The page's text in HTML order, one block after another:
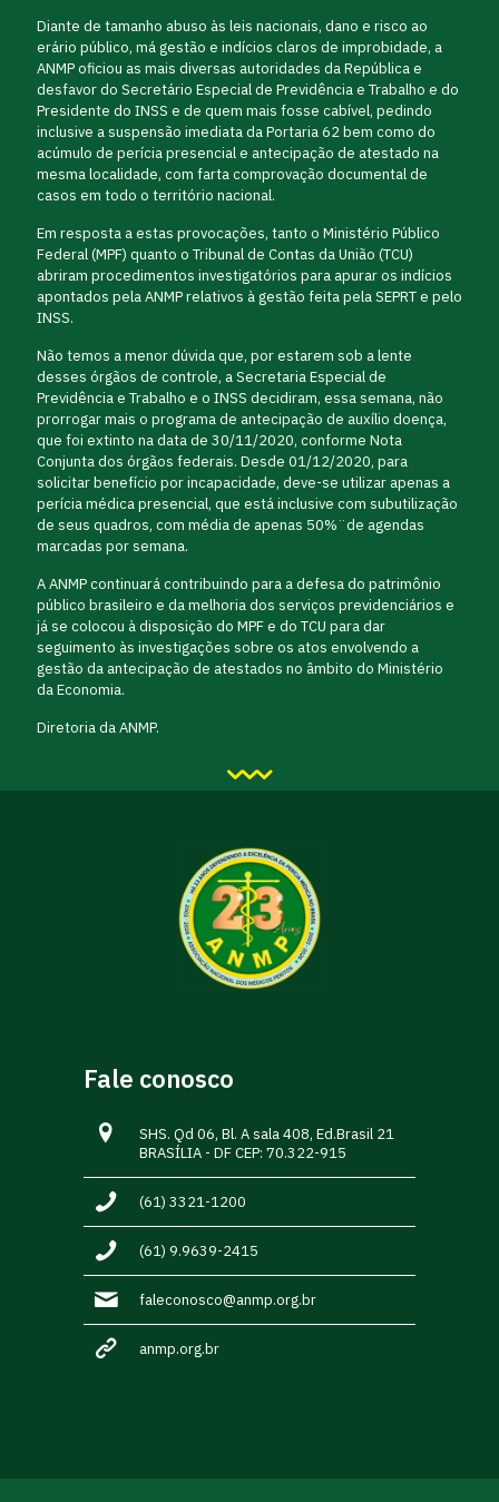
Diante de tamanho abuso às leis nacionais, dano e risco ao
erário público, má gestão e indícios claros de improbidade, a
ANMP oficiou as mais diversas autoridades da República e
desfavor do Secretário Especial de Previdência e Trabalho e do
Presidente do INSS e de quem mais fosse cabível, pedindo
inclusive a suspensão imediata da Portaria 62 bem como do
acúmulo de perícia presencial e antecipação de atestado na
mesma localidade, com farta comprovação documental de
casos em todo o território nacional.
Em resposta a estas provocações, tanto o Ministério Público
Federal (MPF) quanto o Tribunal de Contas da União (TCU)
abriram procedimentos investigatórios para apurar os indícios
apontados pela ANMP relativos à gestão feita pela SEPRT e pelo
INSS.
Não temos a menor dúvida que, por estarem sob a lente
desses órgãos de controle, a Secretaria Especial de
Previdência e Trabalho e o INSS decidiram, essa semana, não
prorrogar mais o programa de antecipação de auxílio doença,
que foi extinto na data de 30/11/2020, conforme Nota
Conjunta dos órgãos federais. Desde 01/12/2020, para
solicitar benefício por incapacidade, deve-se utilizar apenas a
perícia médica presencial, que está inclusive com subutilização
de seus quadros, com média de apenas 50%¨de agendas
marcadas por semana.
A ANMP continuará contribuindo para a defesa do patrimônio
público brasileiro e da melhoria dos serviços previdenciários e
já se colocou à disposição do MPF e do TCU para dar
seguimento às investigações sobre os atos envolvendo a
gestão da antecipação de atestados no âmbito do Ministério
da Economia.
Diretoria da ANMP.
Fale conosco
SHS. Qd 06, Bl. A sala 408, Ed.Brasil 21
BRASÍLIA - DF CEP: 70.322-915
(61) 3321-1200
(61) 9.9639-2415
faleconosco@anmp.org.br
anmp.org.br